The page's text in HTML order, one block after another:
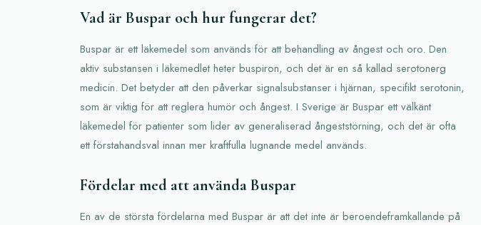
Vad är Buspar och hur fungerar det?
Buspar är ett läkemedel som används för att behandling av ångest och oro. Den
aktiv substansen i läkemedlet heter buspiron, och det är en så kallad serotonerg
medicin. Det betyder att den påverkar signalsubstanser i hjärnan, specifikt serotonin,
som är viktig för att reglera humör och ångest. I Sverige är Buspar ett välkänt
läkemedel för patienter som lider av generaliserad ångeststörning, och det är ofta
ett förstahandsval innan mer kraftfulla lugnande medel används.
Fördelar med att använda Buspar
En av de största fördelarna med Buspar är att det inte är beroendeframkallande på